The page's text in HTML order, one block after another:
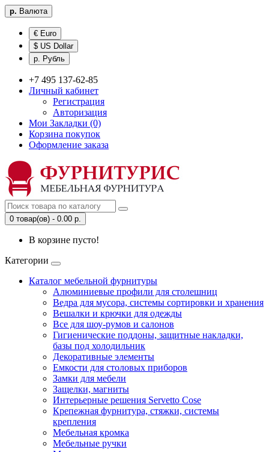
р. Валюта
€ Euro
$ US Dollar
р. Рубль
+7 495 137-62-85
Личный кабинет
Регистрация
Авторизация
Мои Закладки (0)
Корзина покупок
Оформление заказа
0 товар(ов) - 0.00 р.
В корзине пусто!
Категории
Каталог мебельной фурнитуры
Алюминиевые профили для столешниц
Ведра для мусора, системы сортировки и хранения
Вешалки и крючки для одежды
Все для шоу-румов и салонов
Гигиенические поддоны, защитные накладки,
базы под холодильник
Декоративные элементы
Емкости для столовых приборов
Замки для мебели
Защелки, магниты
Интерьерные решения Servetto Cose
Крепежная фурнитура, стяжки, системы
крепления
Мебельная кромка
Мебельные ручки